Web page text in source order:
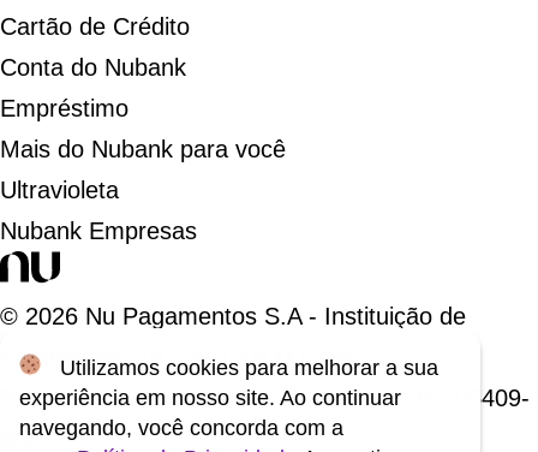
Cartão de Crédito
Conta do Nubank
Empréstimo
Mais do Nubank para você
Ultravioleta
Nubank Empresas
© 2026 Nu Pagamentos S.A - Instituição de
Pagamento. 18.236.120/0001-58
Rua Capote Valente, 39 - São Paulo, SP - 05409-
000
Utilizamos cookies para melhorar a sua
experiência em nosso site. Ao continuar
navegando, você concorda com a